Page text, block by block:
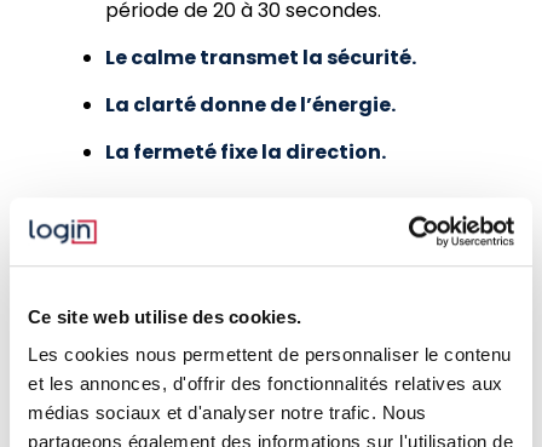
Ce site web utilise des cookies.
Les cookies nous permettent de personnaliser le contenu
et les annonces, d'offrir des fonctionnalités relatives aux
médias sociaux et d'analyser notre trafic. Nous
partageons également des informations sur l'utilisation de
période de 20 à 30 secondes.
Le calme transmet la sécurité.
La clarté donne de l’énergie.
La fermeté fixe la direction.
Le facteur temps :
rapidité et fiabilité
La gestion d’une cybercrise impose une